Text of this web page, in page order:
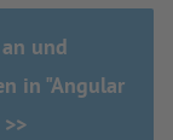
und
in "Angular